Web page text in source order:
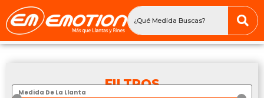
FILTROS